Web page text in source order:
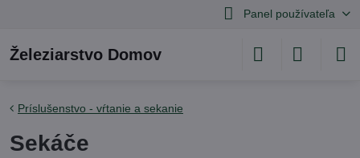
Panel používateľa
Železiarstvo Domov
Príslušenstvo - vŕtanie a sekanie
Sekáče